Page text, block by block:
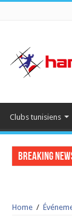
Clubs tunisiens
Breaking
Home /